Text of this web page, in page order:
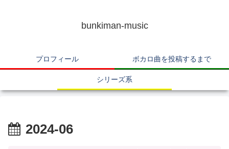
bunkiman-music
プロフィール ボカロ曲を投稿するまで
シリーズ系
2024-06